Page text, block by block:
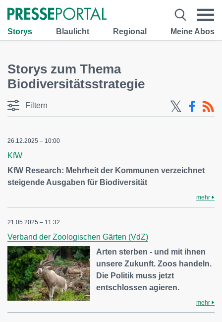
Storys Blaulicht Regional Meine Abos
Storys zum Thema
Biodiversitätsstrategie
Filtern
26.12.2025 – 10:00
KfW
KfW Research: Mehrheit der Kommunen verzeichnet
steigende Ausgaben für Biodiversität
mehr
21.05.2025 – 11:32
Verband der Zoologischen Gärten (VdZ)
Arten sterben - und mit ihnen
unsere Zukunft. Zoos handeln.
Die Politik muss jetzt
entschlossen agieren.
mehr